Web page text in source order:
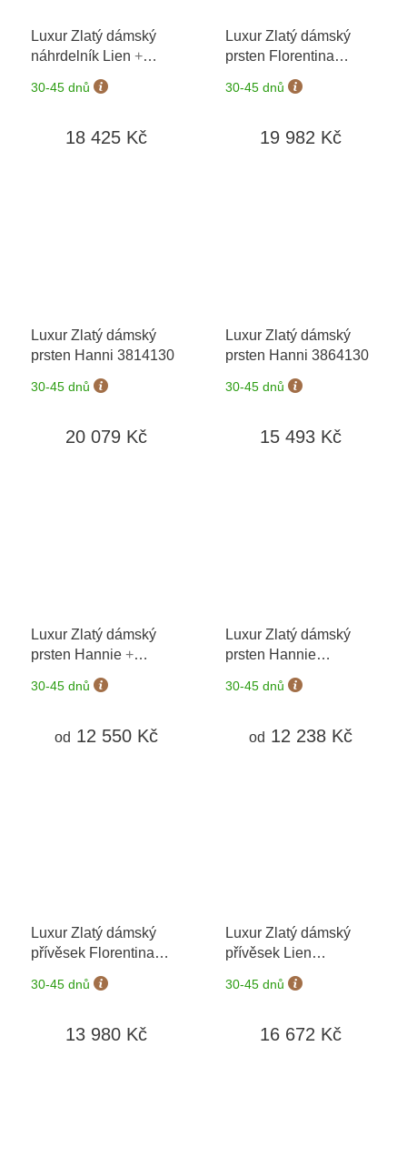
Luxur Zlatý dámský
náhrdelník Lien +
možnost výměny do 90
dní
30-45 dnů
18 425 Kč
Luxur Zlatý dámský
prsten Florentina
30-45 dnů
19 982 Kč
Luxur Zlatý dámský
prsten Hanni 3814130
30-45 dnů
20 079 Kč
Luxur Zlatý dámský
prsten Hanni 3864130
30-45 dnů
15 493 Kč
Luxur Zlatý dámský
prsten Hannie +
možnost výměny do 90
dní
30-45 dnů
od 12 550 Kč
Luxur Zlatý dámský
prsten Hannie
+ možnost
výměny do 90 dní
30-45 dnů
od 12 238 Kč
Luxur Zlatý dámský
přívěsek Florentina
3824564-5-0-96
30-45 dnů
13 980 Kč
Luxur Zlatý dámský
přívěsek Lien
3820289-5-0-96
30-45 dnů
16 672 Kč